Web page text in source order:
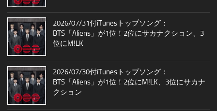
2026/07/31付iTunesトップソング：
BTS「Aliens」が1位！2位にサカナクション、3
位にM!LK
2026/07/30付iTunesトップソング：
BTS「Aliens」が1位！2位にM!LK、3位にサカナ
クション